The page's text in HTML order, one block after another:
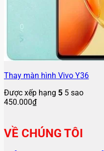
Thay màn hình Vivo Y36
Được xếp hạng 5 5 sao
450.000₫
VỀ CHÚNG TÔI